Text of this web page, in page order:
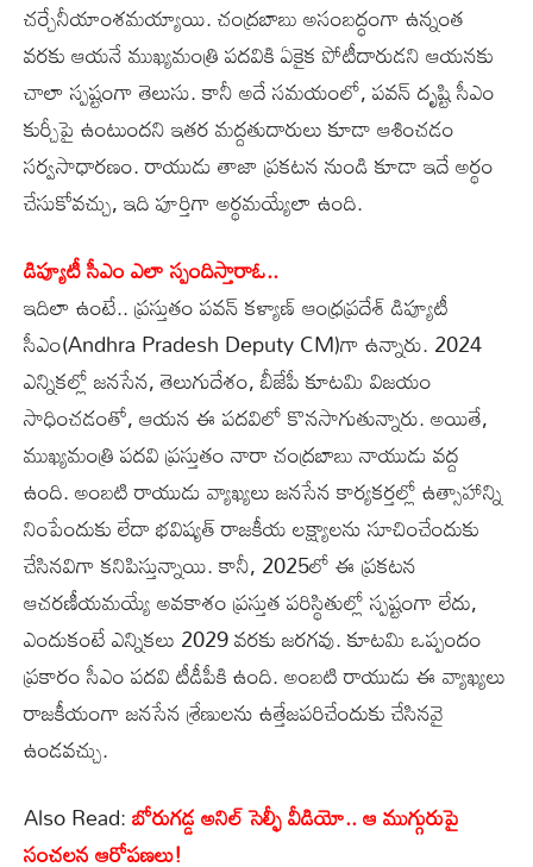
చర్చేనీయాంశమయ్యాయి. చంద్రబాబు అసంబద్ధంగా ఉన్నంత
వరకు ఆయనే ముఖ్యమంత్రి పదవికి ఏకైక పోటీదారుడని ఆయనకు
చాలా స్పష్టంగా తెలుసు. కానీ అదే సమయంలో, పవన్‌ దృష్టి సీఎం
కుర్చీపై ఉంటుందని ఇతర మద్దతుదారులు కూడా ఆశించడం
సర్వసాధారణం. రాయుడు తాజా ప్రకటన నుండి కూడా ఇదే అర్థం
చేసుకోవచ్చు, ఇది పూర్తిగా అర్థమయ్యేలా ఉంది.
డిప్యూటీ సీఎం ఎలా స్పందిస్తారాఓ..
ఇదిలా ఉంటే.. ప్రస్తుతం పవన్‌ కళ్యాణ్‌ ఆంధ్రప్రదేశ్‌ డిప్యూటీ
సీఎం(Andhra Pradesh Deputy CM)గా ఉన్నారు. 2024
ఎన్నికల్లో జనసేన, తెలుగుదేశం, బీజేపీ కూటమి విజయం
సాధించడంతో, ఆయన ఈ పదవిలో కొనసాగుతున్నారు. అయితే,
ముఖ్యమంత్రి పదవి ప్రస్తుతం నారా చంద్రబాబు నాయుడు వద్ద
ఉంది. అంబటి రాయుడు వ్యాఖ్యలు జనసేన కార్యకర్తల్లో ఉత్సాహాన్ని
నింపేందుకు లేదా భవిష్యత్‌ రాజకీయ లక్ష్యాలను సూచించేందుకు
చేసినవిగా కనిపిస్తున్నాయి. కానీ, 2025లో ఈ ప్రకటన
ఆచరణీయమయ్యే అవకాశం ప్రస్తుత పరిస్థితుల్లో స్పష్టంగా లేదు,
ఎందుకంటే ఎన్నికలు 2029 వరకు జరగవు. కూటమి ఒప్పందం
ప్రకారం సీఎం పదవి టీడీపీకి ఉంది. అంబటి రాయుడు ఈ వ్యాఖ్యలు
రాజకీయంగా జనసేన శ్రేణులను ఉత్తేజపరిచేందుకు చేసినవై
ఉండవచ్చు.
Also Read:బోరుగడ్డ అనిల్ సెల్ఫీ వీడియో.. ఆ ముగ్గురుపై
సంచలన ఆరోపణలు!